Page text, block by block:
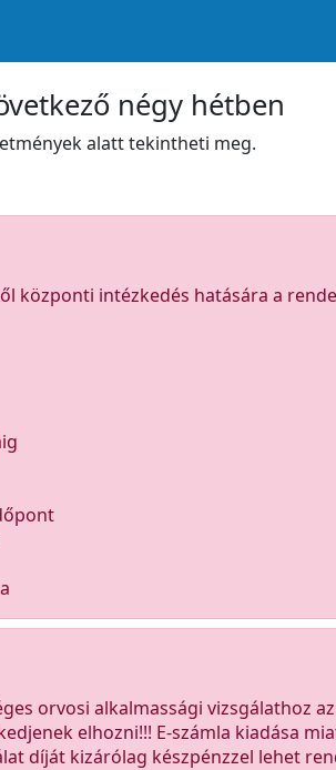
négy hétben
alatt tekintheti meg.
központi intézkedés hatására a
orvosi alkalmassági vizsgálathoz az
elhozni!!! E-számla kiadása
díját kizárólag készpénzzel lehet